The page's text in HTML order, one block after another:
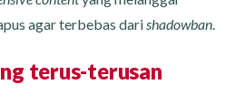
agar terbebas dari shadowban
terus-terusan